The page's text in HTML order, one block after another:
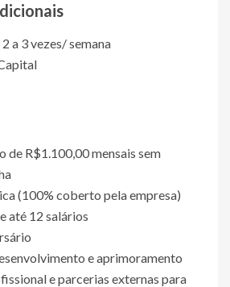
a 3 vezes/ semana
de R$1.100,00 mensais sem
(100% coberto pela empresa)
até 12 salários
e aprimoramento
e parcerias externas para